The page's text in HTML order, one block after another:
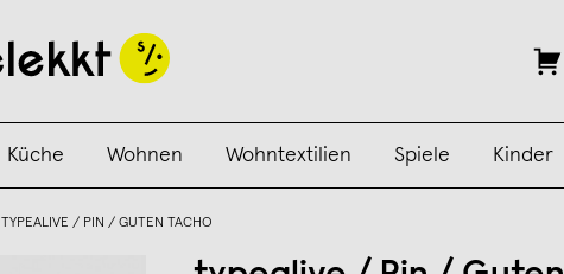
Küche Wohnen Wohntextilien Spiele Kinder
TYPEALIVE / PIN / GUTEN TACHO